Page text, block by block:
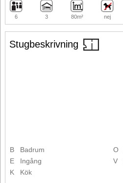
Stugbeskrivning
B
Badrum
E
Ingång
K
Kök
O
V
6 3 80m² nej